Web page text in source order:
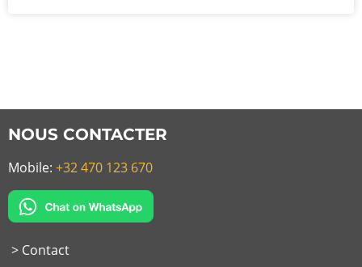
NOUS CONTACTER
Mobile: +32 470 123 670
> Contact